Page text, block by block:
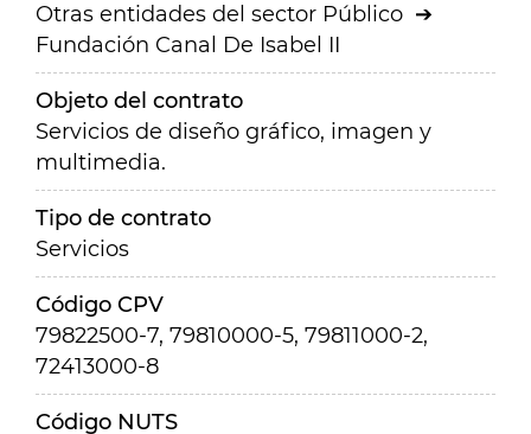
Otras entidades del sector Público
Fundación Canal De Isabel II
Objeto del contrato
Servicios de diseño gráfico, imagen y
multimedia.
Tipo de contrato
Servicios
Código CPV
79822500-7, 79810000-5, 79811000-2,
72413000-8
Código NUTS